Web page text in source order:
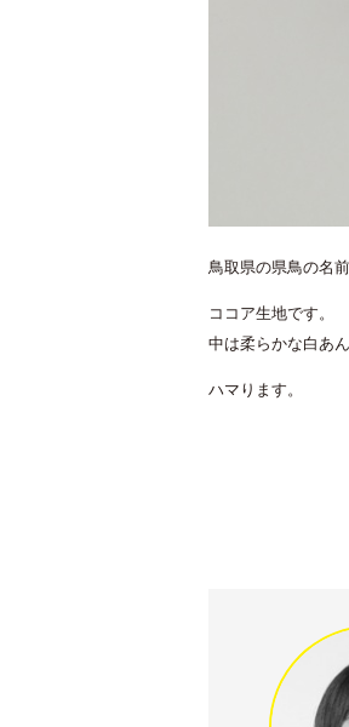
鳥取県の県鳥の名
ココア生地です。
中は柔らかな白あ
ハマります。